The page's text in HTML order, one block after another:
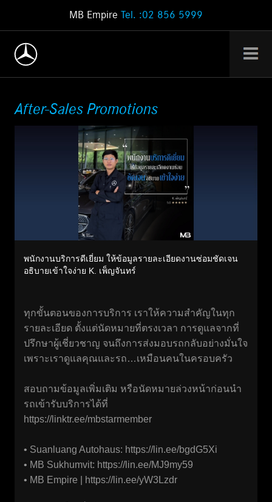
MB Empire Tel. :02 856 5999
After-Sales Promotions
พนักงานบริการดีเยี่ยม ให้ข้อมูลรายละเอียดงานซ่อมชัดเจน
อธิบายเข้าใจง่าย K. เพ็ญจันทร์
ทุกขั้นตอนของการบริการ เราให้ความสำคัญในทุก
รายละเอียด ตั้งแต่นัดหมายที่ตรงเวลา การดูแลจากที่
ปรึกษาผู้เชี่ยวชาญ จนถึงการส่งมอบรถกลับอย่างมั่นใจ
เพราะเราดูแลคุณและรถ…เหมือนคนในครอบครัว
สอบถามข้อมูลเพิ่มเติม หรือนัดหมายล่วงหน้าก่อนนำ
รถเข้ารับบริการได้ที่
https://linktr.ee/mbstarmember
• Suanluang Autohaus: https://lin.ee/bgdG5Xi
• MB Sukhumvit: https://lin.ee/MJ9my59
• MB Empire |
https://lin.ee/yW3Lzdr